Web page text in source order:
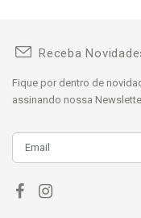
Receba
Fique por dentro de
assinando nossa